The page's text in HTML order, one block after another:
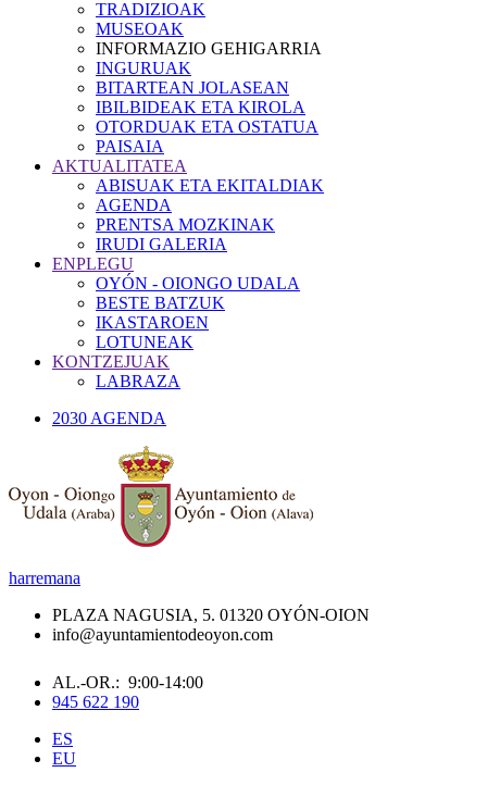
TRADIZIOAK
MUSEOAK
INFORMAZIO GEHIGARRIA
INGURUAK
BITARTEAN JOLASEAN
IBILBIDEAK ETA KIROLA
OTORDUAK ETA OSTATUA
PAISAIA
AKTUALITATEA
ABISUAK ETA EKITALDIAK
AGENDA
PRENTSA MOZKINAK
IRUDI GALERIA
ENPLEGU
OYÓN - OIONGO UDALA
BESTE BATZUK
IKASTAROEN
LOTUNEAK
KONTZEJUAK
LABRAZA
2030 AGENDA
harremana
PLAZA NAGUSIA, 5. 01320 OYÓN-OION
info@ayuntamientodeoyon.com
AL.-OR.: 9:00-14:00
945 622 190
ES
EU